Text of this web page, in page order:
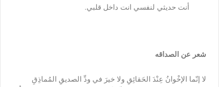
أنت حديثي لنفسي انت داخل قلبي.
شعر عن الصداقه
لا إنّما الإخْوانُ عِنْدَ الحَقائِقِ ولا خيرَ في ودِّ الصديقِ المُماذِقِ